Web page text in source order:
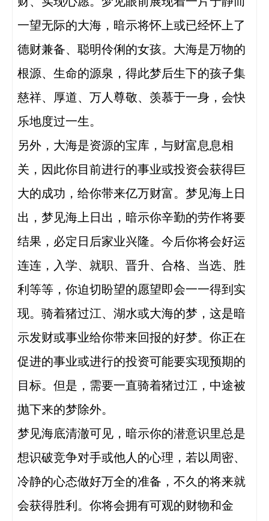
一望无际的大海，暗示将怀上或已经怀上了
德财兼备、聪明伶俐的女孩。大海是万物的
根源、生命的源泉，得此梦后生下的孩子集
慈祥、厚道、万人尊敬、羡慕于一身，会快
乐地度过一生。
另外，大海是资源的宝库，与财富息息相
关，因此你目前进行的事业或投资会获得巨
大的成功，给你带来亿万财富。梦见海上日
出，梦见海上日出，暗示你辛勤的劳作将要
结果，必定日后家业兴隆。今后你将会好运
连连，入学、就职、晋升、合格、当选、胜
利等等，你迫切盼望的愿望即会一一得到实
现。骑着猪过江、湖水或大海的梦，这是暗
示发财或事业给你带来回报的好梦。你正在
促进的事业或进行的投资可能要实现预期的
目标。但是，需要一直骑着猪过江，中途被
抛下来的梦除外。
梦见海底清澈可见，暗示你的潜意识里总是
想识破竞争对手或他人的心理，若以周密、
冷静的心态做好万全的准备，不久的将来就
会获得胜利。你将会拥有可观的财物和金